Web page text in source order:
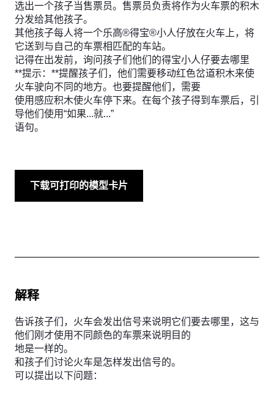
选出一个孩子当售票员。售票员负责将作为火车票的积木
分发给其他孩子。
其他孩子每人将一个乐高®得宝®小人仔放在火车上，将
它送到与自己的车票相匹配的车站。
记得在出发前，询问孩子们他们的得宝小人仔要去哪里
**提示：**提醒孩子们，他们需要移动红色岔道积木来使
火车驶向不同的地方。也要提醒他们，需要
使用感应积木使火车停下来。在每个孩子得到车票后，引
导他们使用“如果...就...”
语句。
下载可打印的模型卡片
解释
告诉孩子们，火车会发出信号来说明它们要去哪里，这与
他们刚才使用不同颜色的车票来说明目的
地是一样的。
和孩子们讨论火车是怎样发出信号的。
可以提出以下问题：